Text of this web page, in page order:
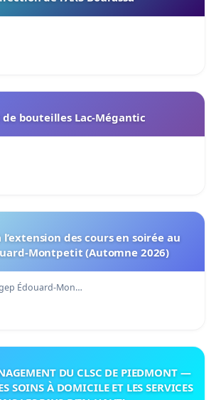
de bouteilles Lac-Mégantic
des cours en soirée au
Montpetit (Automne 2026)
Édouard-Mon…
DU CLSC DE PIEDMONT —
SOINS À DOMICILE ET LES SERVICES